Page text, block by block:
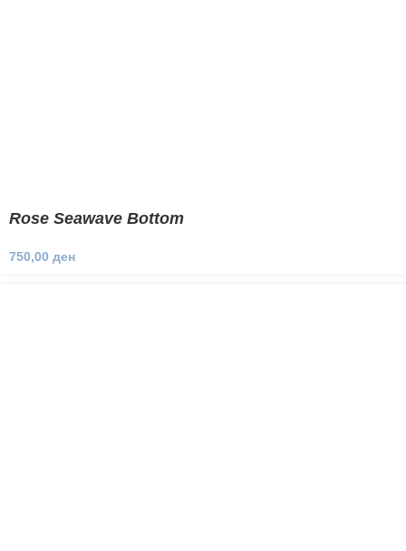
Rose Seawave Bottom
750,00 ден